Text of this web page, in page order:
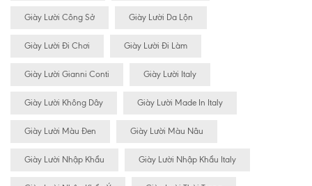
Giày Lười Công Sở Giày Lười Da Lộn
Giày Lười Đi Chơi Giày Lười Đi Làm
Giày Lười Gianni Conti Giày Lười Italy
Giày Lười Không Dây Giày Lười Made In Italy
Giày Lười Màu Đen Giày Lười Màu Nâu
Giày Lười Nhập Khẩu Giày Lười Nhập Khẩu Italy